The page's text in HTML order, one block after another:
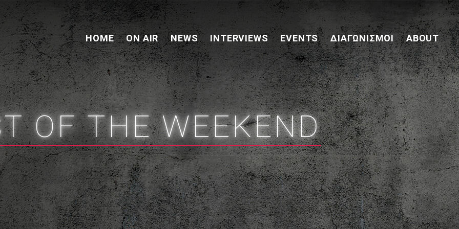
HOME ON AIR NEWS INTERVIEWS EVENTS ΔΙΑΓΩΝΙΣΜΟΊ ABOUT
OF THE WEEKEND